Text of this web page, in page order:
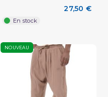
27,50 €
En stock
NOUVEAU